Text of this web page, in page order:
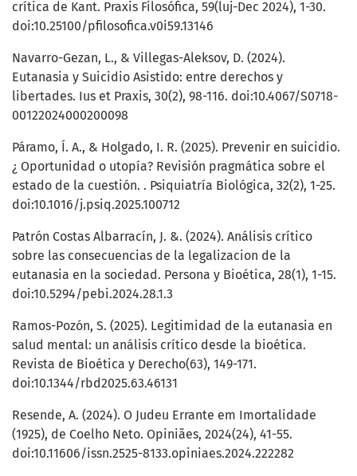
crítica de Kant. Praxis Filosófica, 59(luj-Dec 2024), 1-30.
doi:10.25100/pfilosofica.v0i59.13146
Navarro-Gezan, L., & Villegas-Aleksov, D. (2024).
Eutanasia y Suicidio Asistido: entre derechos y
libertades. Ius et Praxis, 30(2), 98-116. doi:10.4067/S0718-
00122024000200098
Páramo, Í. A., & Holgado, I. R. (2025). Prevenir en suicidio.
¿ Oportunidad o utopía? Revisión pragmática sobre el
estado de la cuestión. . Psiquiatría Biológica, 32(2), 1-25.
doi:10.1016/j.psiq.2025.100712
Patrón Costas Albarracín, J. &. (2024). Análisis crítico
sobre las consecuencias de la legalizacion de la
eutanasia en la sociedad. Persona y Bioética, 28(1), 1-15.
doi:10.5294/pebi.2024.28.1.3
Ramos-Pozón, S. (2025). Legitimidad de la eutanasia en
salud mental: un análisis crítico desde la bioética.
Revista de Bioética y Derecho(63), 149-171.
doi:10.1344/rbd2025.63.46131
Resende, A. (2024). O Judeu Errante em Imortalidade
(1925), de Coelho Neto. Opiniães, 2024(24), 41-55.
doi:10.11606/issn.2525-8133.opiniaes.2024.222282